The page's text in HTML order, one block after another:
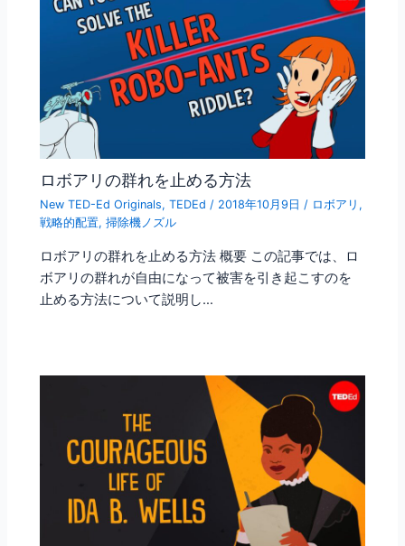
ロボアリの群れを止める方法
New TED-Ed Originals,TEDEd / 2018年10月9日/ ロボアリ ,
戦略的配置,掃除機ノズル
ロボアリの群れを止める方法 概要 この記事では、ロ
ボアリの群れが自由になって被害を引き起こすのを
止める方法について説明し…